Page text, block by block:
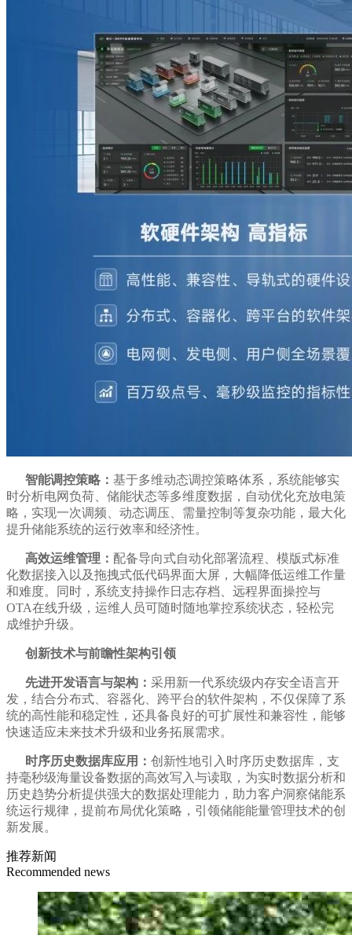
智能调控策略： 基于多维动态调控策略体系，系统能够实
时分析电网负荷、储能状态等多维度数据，自动优化充放电策
略，实现一次调频、动态调压、需量控制等复杂功能，最大化
提升储能系统的运行效率和经济性。
高效运维管理： 配备导向式自动化部署流程、模版式标准
化数据接入以及拖拽式低代码界面大屏，大幅降低运维工作量
和难度。同时，系统支持操作日志存档、远程界面操控与
OTA在线升级，运维人员可随时随地掌控系统状态，轻松完
成维护升级。
创新技术与前瞻性架构引领
先进开发语言与架构： 采用新一代系统级内存安全语言开
发，结合分布式、容器化、跨平台的软件架构，不仅保障了系
统的高性能和稳定性，还具备良好的可扩展性和兼容性，能够
快速适应未来技术升级和业务拓展需求。
时序历史数据库应用： 创新性地引入时序历史数据库，支
持毫秒级海量设备数据的高效写入与读取，为实时数据分析和
历史趋势分析提供强大的数据处理能力，助力客户洞察储能系
统运行规律，提前布局优化策略，引领储能能量管理技术的创
新发展。
推荐新闻
Recommended news